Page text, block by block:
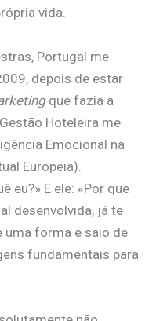
vida.
Portugal me
depois de estar
que fazia a
Hoteleira me
Emocional na
Europeia).
eu?» E ele: «Por que
desenvolvida, já te
uma forma e saio de
fundamentais para